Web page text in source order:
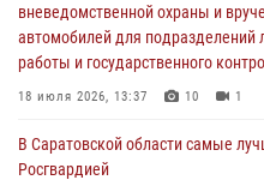
18 июля 2026, 13:37 10 1
В Саратовской области самые
Росгвардией
В Саратове сотрудники
вневедомственной охраны и
автомобилей для подразделений
работы и государственного
18 июля 2026, 13:37 10 1
В Саратовской области самые
Росгвардией